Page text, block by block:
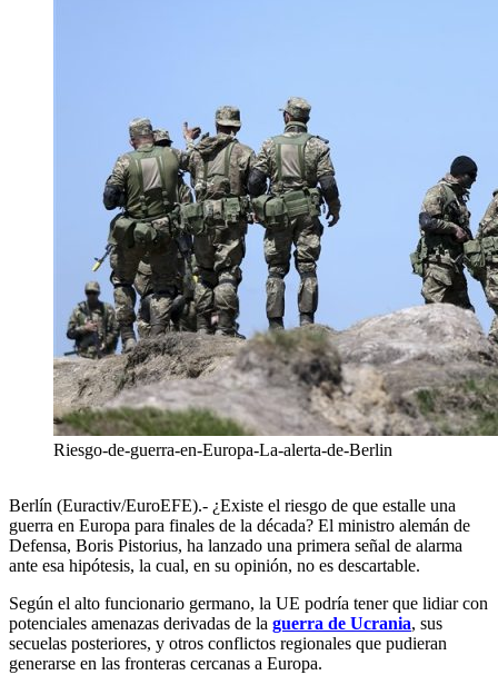
Riesgo-de-guerra-en-Europa-La-alerta-de-Berlin
Berlín (Euractiv/EuroEFE).- ¿Existe el riesgo de que estalle una
guerra en Europa para finales de la década? El ministro alemán de
Defensa, Boris Pistorius, ha lanzado una primera señal de alarma
ante esa hipótesis, la cual, en su opinión, no es descartable.
Según el alto funcionario germano, la UE podría tener que lidiar con
potenciales amenazas derivadas de la guerra de Ucrania, sus
secuelas posteriores, y otros conflictos regionales que pudieran
generarse en las fronteras cercanas a Europa.